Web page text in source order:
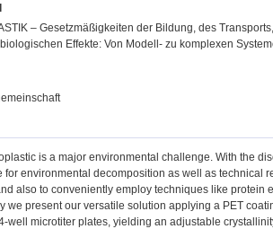
– Gesetzmäßigkeiten der Bildung, des
Effekte: Von Modell- zu komplexen
is a major environmental challenge. With the
environmental decomposition as well as technical
also to conveniently employ techniques like protein
we present our versatile solution applying a PET
microtiter plates, yielding an adjustable